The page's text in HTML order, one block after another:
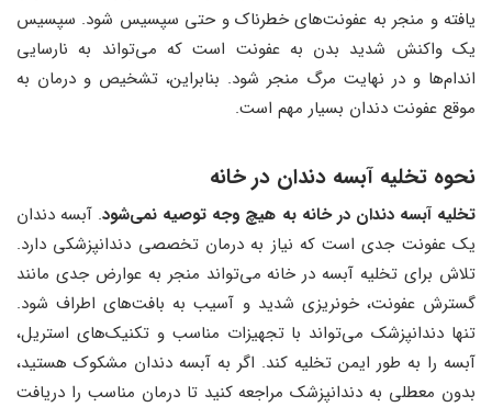
یافته و منجر به عفونت‌های خطرناک و حتی سپسیس شود. سپسیس
یک واکنش شدید بدن به عفونت است که می‌تواند به نارسایی
اندام‌ها و در نهایت مرگ منجر شود. بنابراین، تشخیص و درمان به
موقع عفونت دندان بسیار مهم است.
نحوه تخلیه آبسه دندان در خانه
تخلیه آبسه دندان در خانه به هیچ وجه توصیه نمی‌شود. آبسه دندان
یک عفونت جدی است که نیاز به درمان تخصصی دندانپزشکی دارد.
تلاش برای تخلیه آبسه در خانه می‌تواند منجر به عوارض جدی مانند
گسترش عفونت، خونریزی شدید و آسیب به بافت‌های اطراف شود.
تنها دندانپزشک می‌تواند با تجهیزات مناسب و تکنیک‌های استریل،
آبسه را به طور ایمن تخلیه کند. اگر به آبسه دندان مشکوک هستید،
بدون معطلی به دندانپزشک مراجعه کنید تا درمان مناسب را دریافت